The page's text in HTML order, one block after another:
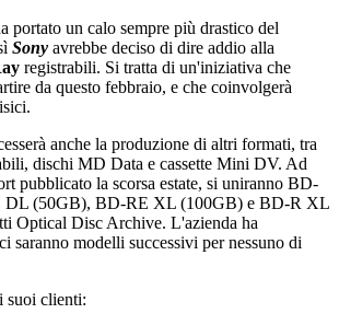
portato un calo sempre più drastico del
Sony avrebbe deciso di dire addio alla
registrabili. Si tratta di un'iniziativa che
da questo febbraio, e che coinvolgerà
anche la produzione di altri formati, tra
dischi MD Data e cassette Mini DV. Ad
pubblicato la scorsa estate, si uniranno BD-
DL (50GB), BD-RE XL (100GB) e BD-R XL
Optical Disc Archive. L'azienda ha
saranno modelli successivi per nessuno di
suoi clienti: